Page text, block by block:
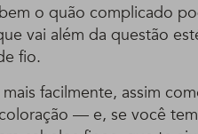
o quão complicado
vai além da questão
fio.
facilmente, assim
— e, se você